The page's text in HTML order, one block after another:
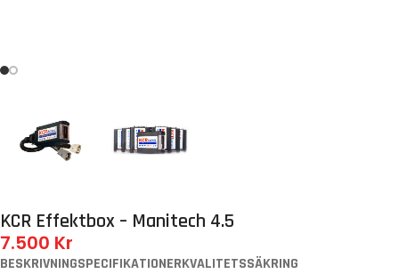
KCR Effektbox – Manitech 4.5
7.500 Kr
BESKRIVNINGSPECIFIKATIONERKVALITETSSÄKRING